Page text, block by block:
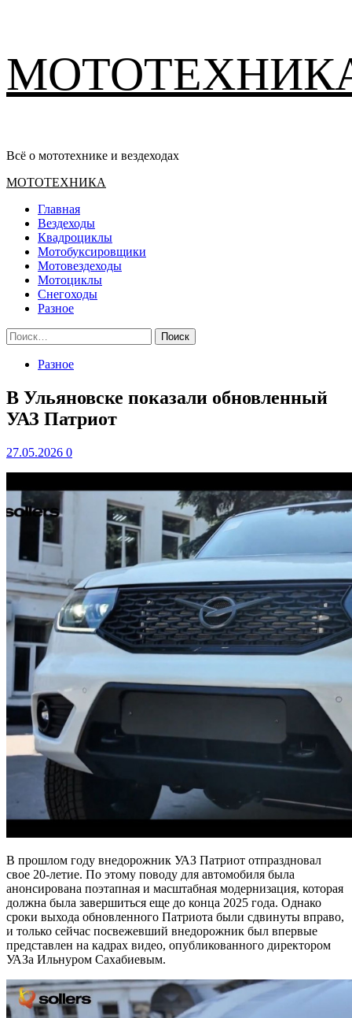
содержимому
Всё о мототехнике и вездеходах
Основное
МОТОТЕХНИКА
Главная
Вездеходы
Квадроциклы
Мотобуксировщики
Мотовездеходы
Мотоциклы
Снегоходы
Разное
Найти:
Разное
В Ульяновске показали обновленный
УАЗ Патриот
27.05.2026 0
В прошлом году внедорожник УАЗ Патриот отпраздновал
свое 20-летие. По этому поводу для автомобиля была
анонсирована поэтапная и масштабная модернизация, которая
должна была завершиться еще до конца 2025 года. Однако
сроки выхода обновленного Патриота были сдвинуты вправо,
и только сейчас посвежевший внедорожник был впервые
представлен на кадрах видео, опубликованного директором
УАЗа Ильнуром Сахабиевым.